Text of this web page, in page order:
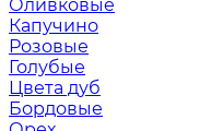
Оливковые
Капучино
Розовые
Голубые
Цвета дуб
Бордовые